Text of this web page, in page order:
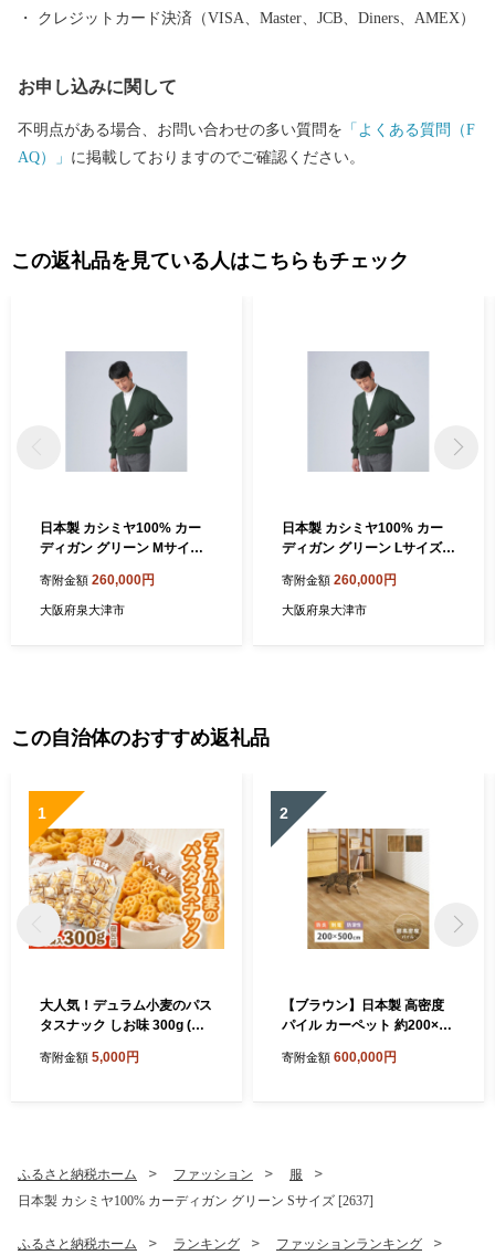
クレジットカード決済（VISA、Master、JCB、Diners、AMEX）
お申し込みに関して
不明点がある場合、お問い合わせの多い質問を 「よくある質問（F
AQ）」 に掲載しておりますのでご確認ください。
この返礼品を見ている人はこちらもチェック
日本製 カシミヤ100% カー
ディガン グリーン Mサイズ
寄附金額 260,000円
大阪府泉大津市
日本製 カシミヤ100% カー
ディガン グリーン Lサイズ
寄附金額 260,000円
大阪府泉大津市
この自治体のおすすめ返礼品
1
大人気！デュラム小麦のパス
タスナック しお味 300g (約5
個包装 パスタ スナック 塩味
寄附金額 5,000円
2
【ブラウン】日本製 高密度
パイル カーペット 約200×50
0044017
寄附金額 600,000円
ふるさと納税ホーム ファッション
服
日本製 カシミヤ100% カーディガン グリーン Sサイズ [2637]
ふるさと納税ホーム ランキング ファッションランキング